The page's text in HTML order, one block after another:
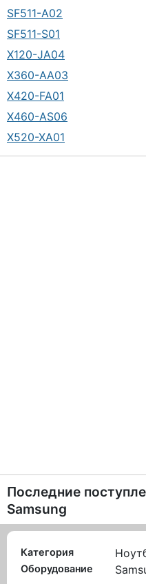
SF511-A02
SF511-S01
X120-JA04
X360-AA03
X420-FA01
X460-AS06
X520-XA01
Последние
Samsung
Категория
Оборудование